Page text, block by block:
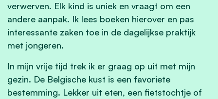
verwerven. Elk kind is uniek en vraagt om een
andere aanpak. Ik lees boeken hierover en pas
interessante zaken toe in de dagelijkse praktijk
met jongeren.
In mijn vrije tijd trek ik er graag op uit met mijn
gezin. De Belgische kust is een favoriete
bestemming. Lekker uit eten, een fietstochtje of